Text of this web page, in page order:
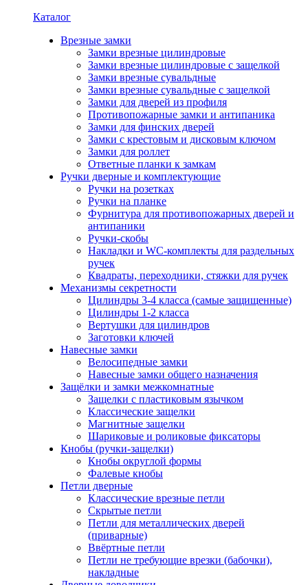
Каталог
Врезные замки
Замки врезные цилиндровые
Замки врезные цилиндровые с защелкой
Замки врезные сувальдные
Замки врезные сувальдные с защелкой
Замки для дверей из профиля
Противопожарные замки и антипаника
Замки для финских дверей
Замки с крестовым и дисковым ключом
Замки для роллет
Ответные планки к замкам
Ручки дверные и комплектующие
Ручки на розетках
Ручки на планке
Фурнитура для противопожарных дверей и
антипаники
Ручки-скобы
Накладки и WC-комплекты для раздельных
ручек
Квадраты, переходники, стяжки для ручек
Механизмы секретности
Цилиндры 3-4 класса (самые защищенные)
Цилиндры 1-2 класса
Вертушки для цилиндров
Заготовки ключей
Навесные замки
Велосипедные замки
Навесные замки общего назначения
Защёлки и замки межкомнатные
Защелки с пластиковым язычком
Классические защелки
Магнитные защелки
Шариковые и роликовые фиксаторы
Кнобы (ручки-защелки)
Кнобы округлой формы
Фалевые кнобы
Петли дверные
Классические врезные петли
Скрытые петли
Петли для металлических дверей
(приварные)
Ввёртные петли
Петли не требующие врезки (бабочки),
накладные